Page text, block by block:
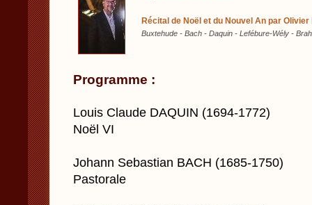
Récital de Noël et du Nouvel An par
Buxtehude - Bach - Daquin - Lefébure-Wély -
Programme :
Louis Claude DAQUIN (1694-1772)
Noël VI
Johann Sebastian BACH (1685-1750)
Pastorale